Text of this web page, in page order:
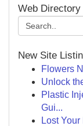
Web Directory
New Site
Flowers
Unlock
Plastic
Gui...
Lost